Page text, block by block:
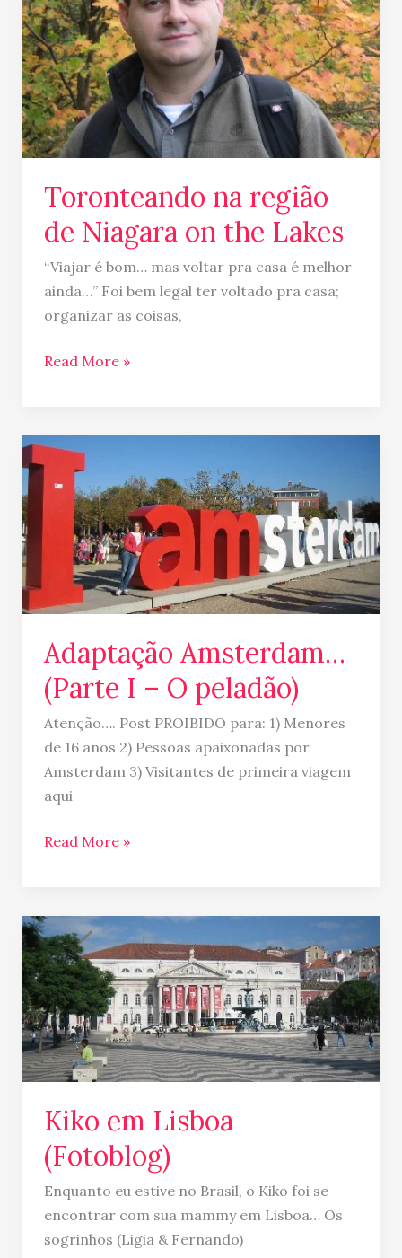
Toronteando na região
de Niagara on the Lakes
“Viajar é bom… mas voltar pra casa é melhor
ainda…” Foi bem legal ter voltado pra casa;
organizar as coisas,
Read More »
Adaptação Amsterdam…
(Parte I – O peladão)
Atenção…. Post PROIBIDO para: 1) Menores
de 16 anos 2) Pessoas apaixonadas por
Amsterdam 3) Visitantes de primeira viagem
aqui
Adaptação
Amsterdam…
(Parte
peladão)
Read More »
Kiko em Lisboa
(Fotoblog)
Enquanto eu estive no Brasil, o Kiko foi se
encontrar com sua mammy em Lisboa… Os
sogrinhos (Ligia & Fernando)
Kiko
em
Lisboa
(Fotoblog)